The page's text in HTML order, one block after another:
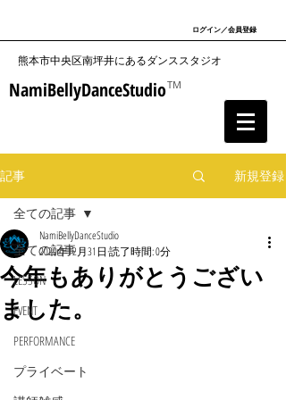
ログイン／会員登録
​熊本市中央区南坪井にあるダンススタジオ
NamiBellyDanceStudioTM
記事 新規登録
全ての記事
LESSON
EVENT
PERFORMANCE
プライベート
全ての記事
今年もありがとうござい
ました。
NamiBellyDanceStudio
2020年12月31日 読了時間: 0分